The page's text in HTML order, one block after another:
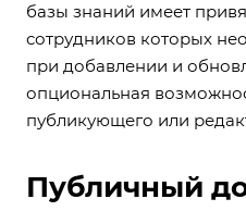
базы знаний имеет
сотрудников которых
при добавлении и
опциональная
публикующего или
Публичный